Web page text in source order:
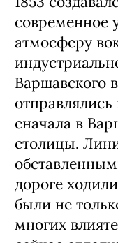
современное
атмосферу
Варшавского
сначала в
столицы.
дороге
были не
многих